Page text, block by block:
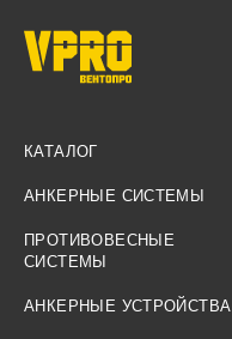
КАТАЛОГ
АНКЕРНЫЕ СИСТЕМЫ
ПРОТИВОВЕСНЫЕ
СИСТЕМЫ
АНКЕРНЫЕ УСТРОЙСТВА